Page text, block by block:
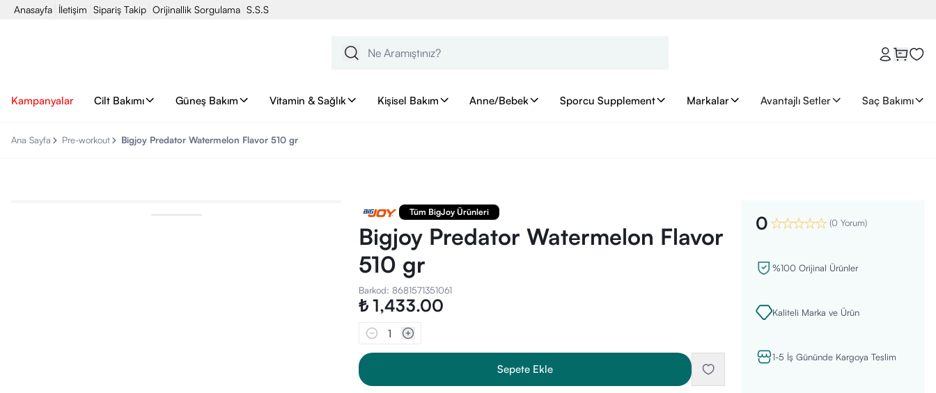
Anasayfa İletişim Sipariş Takip Orijinallik Sorgulama S.S.S
Kampanyalar Cilt Bakımı Güneş Bakım Vitamin & Sağlık Kişisel Bakım Anne/Bebek Sporcu Supplement Markalar Avantajlı Setler Saç Bakımı
Ana Sayfa Pre-workout Bigjoy Predator Watermelon Flavor 510 gr
Tüm BigJoy Ürünleri
Bigjoy Predator Watermelon Flavor
510 gr
Barkod: 8681571351061
₺ 1,433.00
1
Sepete Ekle
0 (0 Yorum)
%100 Orijinal Ürünler
Kaliteli Marka ve Ürün
1-5 İş Gününde Kargoya Teslim